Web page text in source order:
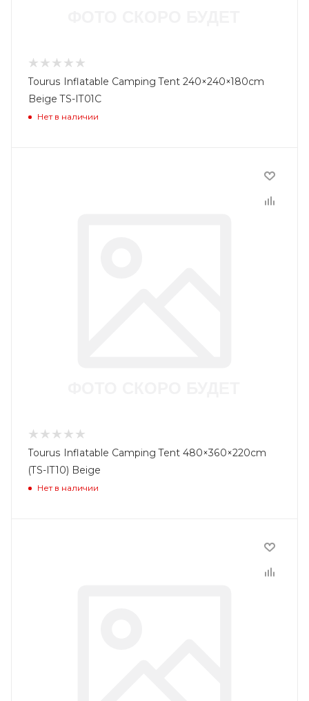
Tourus Inflatable Camping Tent 240×240×180cm
Beige TS-IT01С
Нет в наличии
Tourus Inflatable Camping Tent 480×360×220cm
(TS-IT10) Beige
Нет в наличии